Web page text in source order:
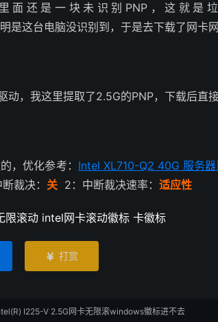
还是一块未识别PNP，这就是
是这台电脑没识别到，于是去下载了网卡
，我这里提取了2.5G的PNP，下载后直
，优化参考： Intel XL710-Q2 40G 服务
裁决： 关 2：中断裁决速率： 适应性
滚动 intel网卡滚动徽标 卡徽标
 打赏
I225-V 2.5G网卡无限滚windows徽标进不去